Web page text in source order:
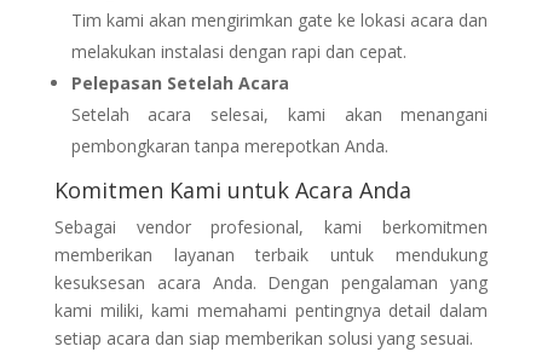
Tim kami akan mengirimkan gate ke lokasi acara dan
melakukan instalasi dengan rapi dan cepat.
Pelepasan Setelah Acara
Setelah acara selesai, kami akan menangani
pembongkaran tanpa merepotkan Anda.
Komitmen Kami untuk Acara Anda
Sebagai vendor profesional, kami berkomitmen
memberikan layanan terbaik untuk mendukung
kesuksesan acara Anda. Dengan pengalaman yang
kami miliki, kami memahami pentingnya detail dalam
setiap acara dan siap memberikan solusi yang sesuai.